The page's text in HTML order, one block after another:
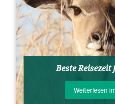
Beste
Weiterlesen